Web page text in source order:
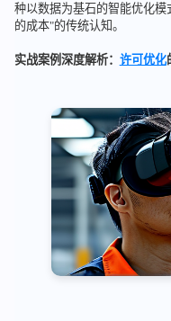
种以数据为基石的智能优化
的成本"的传统认知。
实战案例深度解析： 许可优化